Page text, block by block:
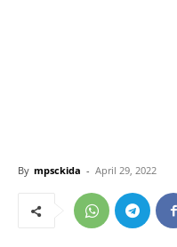
By mpsckida - April 29, 2022